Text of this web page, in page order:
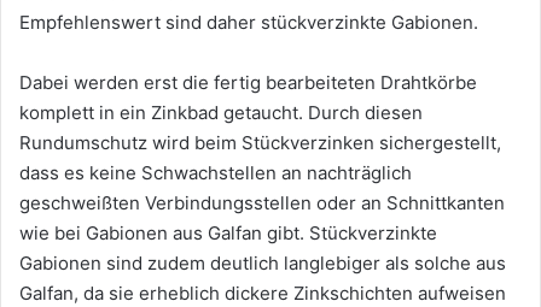
Empfehlenswert sind daher stückverzinkte Gabionen.
Dabei werden erst die fertig bearbeiteten Drahtkörbe
komplett in ein Zinkbad getaucht. Durch diesen
Rundumschutz wird beim Stückverzinken sichergestellt,
dass es keine Schwachstellen an nachträglich
geschweißten Verbindungsstellen oder an Schnittkanten
wie bei Gabionen aus Galfan gibt. Stückverzinkte
Gabionen sind zudem deutlich langlebiger als solche aus
Galfan, da sie erheblich dickere Zinkschichten aufweisen